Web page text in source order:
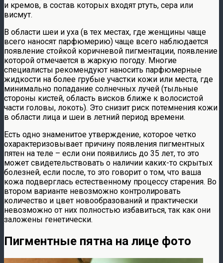
и кремов, в состав которых входят ртуть, сера или
висмут.
В области шеи и уха (в тех местах, где женщины чаще
всего наносят парфюмерию) чаще всего наблюдается
появление стойкой коричневой пигментации, появление
которой отмечается в жаркую погоду. Многие
специалисты рекомендуют наносить парфюмерные
жидкости на более грубые участки кожи или места, где
минимально попадание солнечных лучей (тыльные
стороны кистей, область висков ближе к волосистой
части головы, локоть). Это снизит риск потемнения кожи
в области лица и шеи в летний период времени.
Есть одно знаменитое утверждение, которое четко
охарактеризовывает причину появления пигментных
пятен на теле – если они появились до 35 лет, то это
может свидетельствовать о наличии каких-то скрытых
болезней, если после, то это говорит о том, что ваша
кожа подверглась естественному процессу старения. Во
втором варианте невозможно контролировать
количество и цвет новообразований и практически
невозможно от них полностью избавиться, так как они
заложены генетически.
Пигментные пятна на лице фото